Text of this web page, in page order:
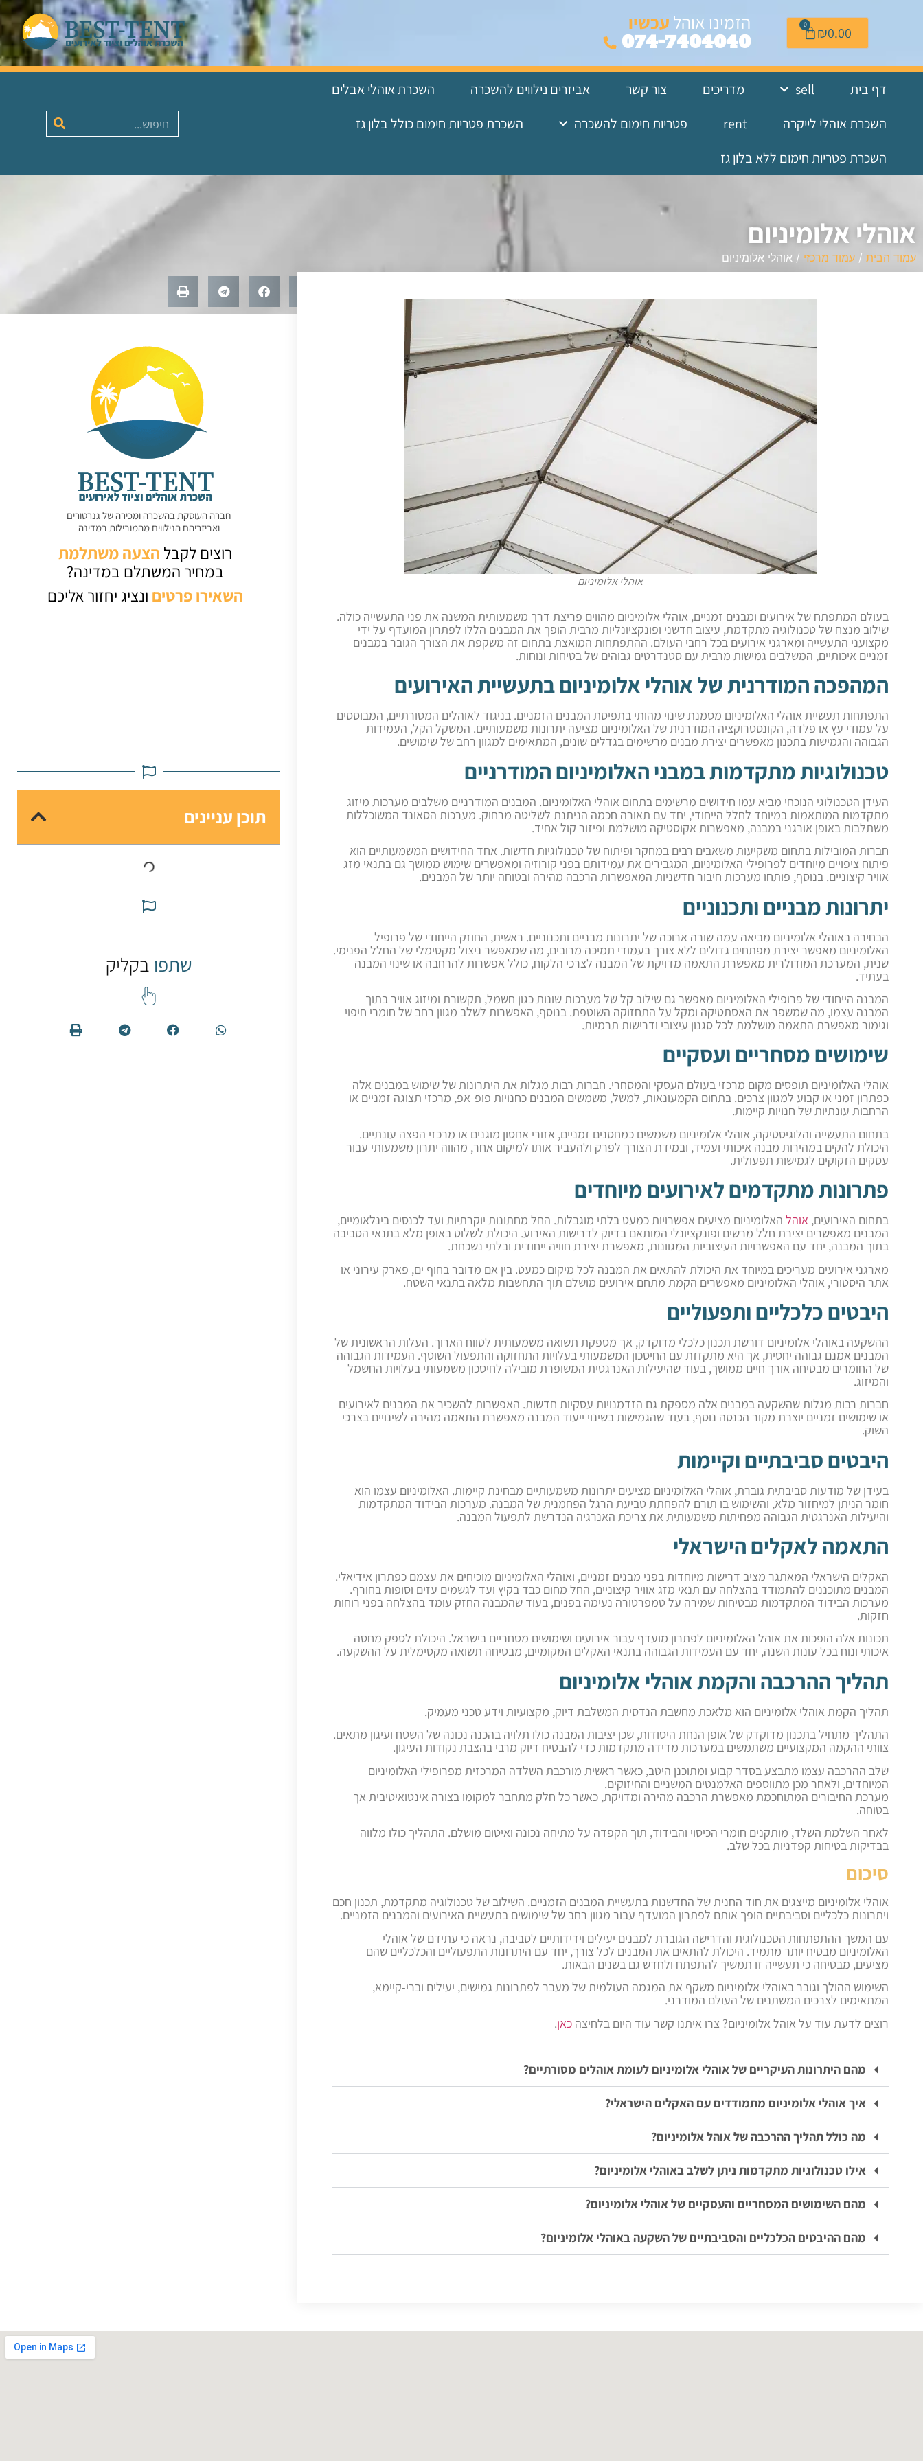
₪0.00
0 הזמינו אוהל עכשיו
074-7404040
דף בית sell מדריכים צור קשר אביזרים נילווים להשכרה
השכרת אוהלי אבלים
השכרת אוהלי לייקרה
rent פטריות חימום להשכרה
השכרת פטריות חימום כולל בלון גז
השכרת פטריות חימום ללא בלון גז
אוהלי אלומיניום
עמוד הבית / עמוד מרכזי / אוהלי אלומיניום
אוהלי אלומיניום
בעולם המתפתח של אירועים ומבנים זמניים, אוהלי אלומיניום מהווים פריצת דרך משמעותית המשנה את פני התעשייה כולה.
שילוב מנצח של טכנולוגיה מתקדמת, עיצוב חדשני ופונקציונליות מרבית הופך את המבנים הללו לפתרון המועדף על ידי
מקצועני התעשייה ומארגני אירועים בכל רחבי העולם. ההתפתחות המואצת בתחום זה משקפת את הצורך הגובר במבנים
זמניים איכותיים, המשלבים גמישות מרבית עם סטנדרטים גבוהים של בטיחות ונוחות.
המהפכה המודרנית של אוהלי אלומיניום בתעשיית האירועים
התפתחות תעשיית אוהלי האלומיניום מסמנת שינוי מהותי בתפיסת המבנים הזמניים. בניגוד לאוהלים המסורתיים, המבוססים
על עמודי עץ או פלדה, הקונסטרוקציה המודרנית של האלומיניום מציעה יתרונות משמעותיים. המשקל הקל, העמידות
הגבוהה והגמישות בתכנון מאפשרים יצירת מבנים מרשימים בגדלים שונים, המתאימים למגוון רחב של שימושים.
טכנולוגיות מתקדמות במבני האלומיניום המודרניים
העידן הטכנולוגי הנוכחי מביא עמו חידושים מרשימים בתחום אוהלי האלומיניום. המבנים המודרניים משלבים מערכות מיזוג
מתקדמות המותאמות במיוחד לחלל הייחודי, יחד עם תאורה חכמה הניתנת לשליטה מרחוק. מערכות הסאונד המשוכללות
משתלבות באופן אורגני במבנה, מאפשרות אקוסטיקה מושלמת ופיזור קול אחיד.
חברות המובילות בתחום משקיעות משאבים רבים במחקר ופיתוח של טכנולוגיות חדשות. אחד החידושים המשמעותיים הוא
פיתוח ציפויים מיוחדים לפרופילי האלומיניום, המגבירים את עמידותם בפני קורוזיה ומאפשרים שימוש ממושך גם בתנאי מזג
אוויר קיצוניים. בנוסף, פותחו מערכות חיבור חדשניות המאפשרות הרכבה מהירה ובטוחה יותר של המבנים.
יתרונות מבניים ותכנוניים
הבחירה באוהלי אלומיניום מביאה עמה שורה ארוכה של יתרונות מבניים ותכנוניים. ראשית, החוזק הייחודי של פרופיל
האלומיניום מאפשר יצירת מפתחים גדולים ללא צורך בעמודי תמיכה מרובים, מה שמאפשר ניצול מקסימלי של החלל הפנימי.
שנית, המערכת המודולרית מאפשרת התאמה מדויקת של המבנה לצרכי הלקוח, כולל אפשרות להרחבה או שינוי המבנה
בעתיד.
המבנה הייחודי של פרופילי האלומיניום מאפשר גם שילוב קל של מערכות שונות כגון חשמל, תקשורת ומיזוג אוויר בתוך
המבנה עצמו, מה שמשפר את האסתטיקה ומקל על התחזוקה השוטפת. בנוסף, האפשרות לשלב מגוון רחב של חומרי חיפוי
וגימור מאפשרת התאמה מושלמת לכל סגנון עיצובי ודרישות תרמיות.
שימושים מסחריים ועסקיים
אוהלי האלומיניום תופסים מקום מרכזי בעולם העסקי והמסחרי. חברות רבות מגלות את היתרונות של שימוש במבנים אלה
כפתרון זמני או קבוע למגוון צרכים. בתחום הקמעונאות, למשל, משמשים המבנים כחנויות פופ-אפ, מרכזי תצוגה זמניים או
הרחבות עונתיות של חנויות קיימות.
בתחום התעשייה והלוגיסטיקה, אוהלי אלומיניום משמשים כמחסנים זמניים, אזורי אחסון מוגנים או מרכזי הפצה עונתיים.
היכולת להקים במהירות מבנה איכותי ועמיד, ובמידת הצורך לפרק ולהעביר אותו למיקום אחר, מהווה יתרון משמעותי עבור
עסקים הזקוקים לגמישות תפעולית.
פתרונות מתקדמים לאירועים מיוחדים
בתחום האירועים, אוהל האלומיניום מציעים אפשרויות כמעט בלתי מוגבלות. החל מחתונות יוקרתיות ועד לכנסים בינלאומיים,
המבנים מאפשרים יצירת חלל מרשים ופונקציונלי המותאם בדיוק לדרישות האירוע. היכולת לשלוט באופן מלא בתנאי הסביבה
בתוך המבנה, יחד עם האפשרויות העיצוביות המגוונות, מאפשרת יצירת חוויה ייחודית ובלתי נשכחת.
מארגני אירועים מעריכים במיוחד את היכולת להתאים את המבנה לכל מיקום כמעט. בין אם מדובר בחוף ים, פארק עירוני או
אתר היסטורי, אוהלי האלומיניום מאפשרים הקמת מתחם אירועים מושלם תוך התחשבות מלאה בתנאי השטח.
היבטים כלכליים ותפעוליים
ההשקעה באוהלי אלומיניום דורשת תכנון כלכלי מדוקדק, אך מספקת תשואה משמעותית לטווח הארוך. העלות הראשונית של
המבנים אמנם גבוהה יחסית, אך היא מתקזזת עם החיסכון המשמעותי בעלויות התחזוקה והתפעול השוטף. העמידות הגבוהה
של החומרים מבטיחה אורך חיים ממושך, בעוד שהיעילות האנרגטית המשופרת מובילה לחיסכון משמעותי בעלויות החשמל
והמיזוג.
חברות רבות מגלות שהשקעה במבנים אלה מספקת גם הזדמנויות עסקיות חדשות. האפשרות להשכיר את המבנים לאירועים
או שימושים זמניים יוצרת מקור הכנסה נוסף, בעוד שהגמישות בשינוי ייעוד המבנה מאפשרת התאמה מהירה לשינויים בצרכי
השוק.
היבטים סביבתיים וקיימות
בעידן של מודעות סביבתית גוברת, אוהלי האלומיניום מציעים יתרונות משמעותיים מבחינת קיימות. האלומיניום עצמו הוא
חומר הניתן למיחזור מלא, והשימוש בו תורם להפחתת טביעת הרגל הפחמנית של המבנה. מערכות הבידוד המתקדמות
והיעילות האנרגטית הגבוהה מפחיתות משמעותית את צריכת האנרגיה הנדרשת לתפעול המבנה.
התאמה לאקלים הישראלי
האקלים הישראלי המאתגר מציב דרישות מיוחדות בפני מבנים זמניים, ואוהלי האלומיניום מוכיחים את עצמם כפתרון אידיאלי.
המבנים מתוכננים להתמודד בהצלחה עם תנאי מזג אוויר קיצוניים, החל מחום כבד בקיץ ועד לגשמים עזים וסופות בחורף.
מערכות הבידוד המתקדמות מבטיחות שמירה על טמפרטורה נעימה בפנים, בעוד שהמבנה החזק עומד בהצלחה בפני רוחות
חזקות.
תכונות אלה הופכות את אוהל האלומיניום לפתרון מועדף עבור אירועים ושימושים מסחריים בישראל. היכולת לספק מחסה
איכותי ונוח בכל עונות השנה, יחד עם העמידות הגבוהה בתנאי האקלים המקומיים, מבטיחה תשואה מקסימלית על ההשקעה.
תהליך ההרכבה והקמת אוהלי אלומיניום
תהליך הקמת אוהלי אלומיניום הוא מלאכת מחשבת הנדסית המשלבת דיוק, מקצועיות וידע טכני מעמיק.
התהליך מתחיל בתכנון מדוקדק של אופן הנחת היסודות, שכן יציבות המבנה כולו תלויה בהכנה נכונה של השטח ועיגון מתאים.
צוותי ההקמה המקצועיים משתמשים במערכות מדידה מתקדמות כדי להבטיח דיוק מרבי בהצבת נקודות העיגון.
שלב ההרכבה עצמו מתבצע בסדר קבוע ומתוכנן היטב, כאשר ראשית מורכבת השלדה המרכזית מפרופילי האלומיניום
המיוחדים, ולאחר מכן מתווספים האלמנטים המשניים והחיזוקים.
מערכת החיבורים המתוחכמת מאפשרת הרכבה מהירה ומדויקת, כאשר כל חלק מתחבר למקומו בצורה אינטואיטיבית אך
בטוחה.
לאחר השלמת השלד, מותקנים חומרי הכיסוי והבידוד, תוך הקפדה על מתיחה נכונה ואיטום מושלם. התהליך כולו מלווה
בבדיקות בטיחות קפדניות בכל שלב.
סיכום
אוהלי אלומיניום מייצגים את חוד החנית של החדשנות בתעשיית המבנים הזמניים. השילוב של טכנולוגיה מתקדמת, תכנון חכם
ויתרונות כלכליים וסביבתיים הופך אותם לפתרון המועדף עבור מגוון רחב של שימושים בתעשיית האירועים והמבנים הזמניים.
עם המשך ההתפתחות הטכנולוגית והדרישה הגוברת למבנים יעילים וידידותיים לסביבה, נראה כי עתידם של אוהלי
האלומיניום מבטיח יותר מתמיד. היכולת להתאים את המבנים לכל צורך, יחד עם היתרונות התפעוליים והכלכליים שהם
מציעים, מבטיחה כי תעשייה זו תמשיך להתפתח ולחדש גם בשנים הבאות.
השימוש ההולך וגובר באוהלי אלומיניום משקף את המגמה העולמית של מעבר לפתרונות גמישים, יעילים וברי-קיימא,
המתאימים לצרכים המשתנים של העולם המודרני.
רוצים לדעת עוד על אוהל אלומיניום? צרו איתנו קשר עוד היום בלחיצה כאן.
מהם היתרונות העיקריים של אוהלי אלומיניום לעומת אוהלים מסורתיים?
איך אוהלי אלומיניום מתמודדים עם האקלים הישראלי?
מה כולל תהליך ההרכבה של אוהל אלומיניום?
אילו טכנולוגיות מתקדמות ניתן לשלב באוהלי אלומיניום?
מהם השימושים המסחריים והעסקיים של אוהלי אלומיניום?
מהם ההיבטים הכלכליים והסביבתיים של השקעה באוהלי אלומיניום?
חברה העוסקת בהשכרה ומכירה של גנרטורים
ואביזריהם הנילווים מהמובילות במדינה
רוצים לקבל הצעה משתלמת
במחיר המשתלם במדינה?
השאירופרטים ונציג יחזור אליכם
תוכן עניינים
שתפו בקליק